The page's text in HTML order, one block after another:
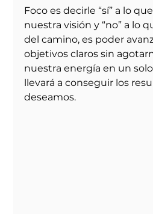
Foco es decirle “sí” a lo
nuestra visión y “no” a lo
del camino, es poder
objetivos claros sin
nuestra energía en un
llevará a conseguir los
deseamos.